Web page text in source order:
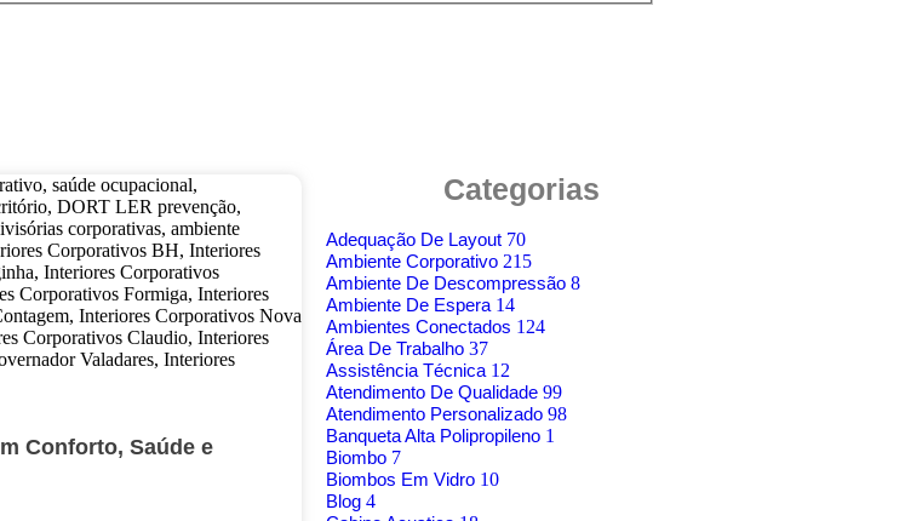
Conforto, Saúde e
Categorias
Adequação De Layout 70
Ambiente Corporativo 215
Ambiente De Descompressão 8
Ambiente De Espera 14
Ambientes Conectados 124
Área De Trabalho 37
Assistência Técnica 12
Atendimento De Qualidade 99
Atendimento Personalizado 98
Banqueta Alta Polipropileno 1
Biombo 7
Biombos Em Vidro 10
Blog 4